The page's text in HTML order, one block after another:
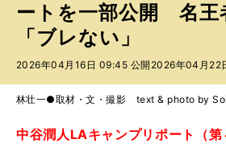
ル
ー
ートを一部公開 名王
「ブレない」
2026年04月16日 09:45 公開 2026年04月22
林壮一●取材・文・撮影 text & photo by
中谷潤人LAキャンプリポート（第